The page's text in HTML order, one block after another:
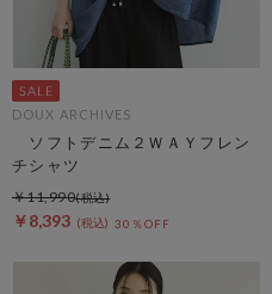
DOUX ARCHIVES
ソフトデニム２ＷＡＹフレン
チシャツ
￥8,393 30％OFF
￥11,990